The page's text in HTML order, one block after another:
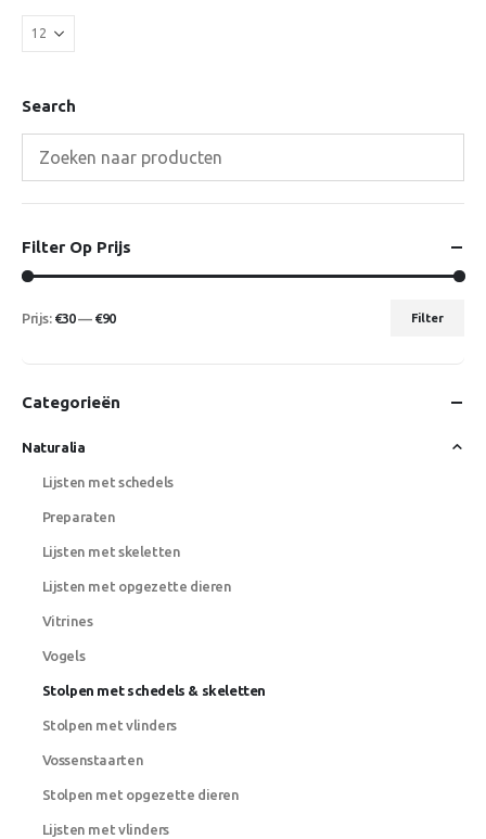
Search
Filter Op Prijs
Min.
Max.
Filter
Prijs: €30— €90
Categorieën
Naturalia
Lijsten met schedels
Preparaten
Lijsten met skeletten
Lijsten met opgezette dieren
Vitrines
Vogels
Stolpen met schedels & skeletten
Stolpen met vlinders
Vossenstaarten
Stolpen met opgezette dieren
Lijsten met vlinders